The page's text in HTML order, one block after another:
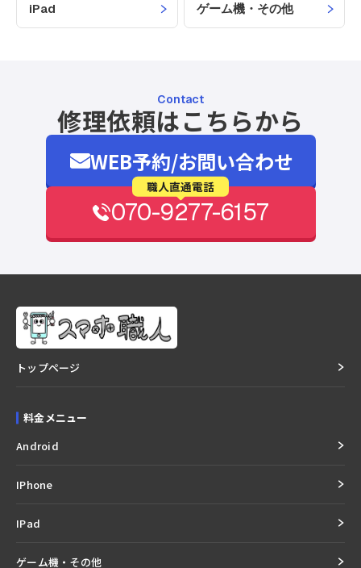
iPad ゲーム機・その他
Contact
修理依頼はこちらから
WEB予約/お問い合わせ
職人直通電話
070-9277-6157
トップページ
料金メニュー
Android
IPhone
IPad
ゲーム機・その他